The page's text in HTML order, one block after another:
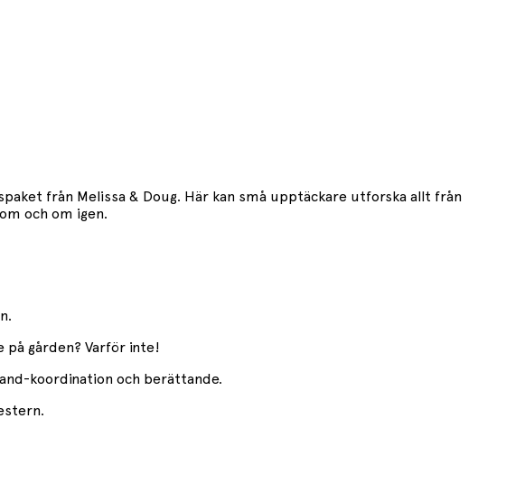
från Melissa & Doug. Här kan små upptäckare utforska allt från
och om igen.
på gården? Varför inte!
koordination och berättande.